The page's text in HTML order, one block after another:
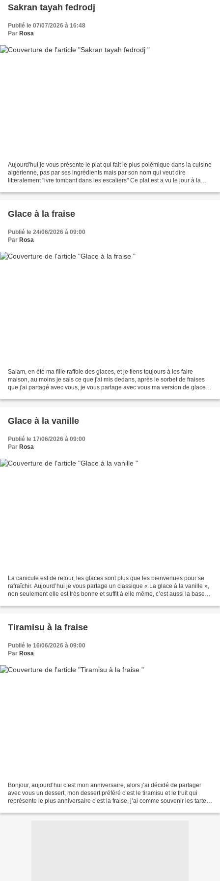
Sakran tayah fedrodj
Publié le 07/07/2026 à 16:48
Par Rosa
Aujourd'hui je vous présente le plat qui fait le plus polémique dans la cuisine
algérienne, pas par ses ingrédients mais par son nom qui veut dire
litteralement "ivre tombant dans les escaliers" Ce plat est a vu le jour à la
Glace à la fraise
Publié le 24/06/2026 à 09:00
Par Rosa
Salam, en été ma fille raffole des glaces, et je tiens toujours à les faire
maison, au moins je sais ce que j'ai mis dedans, après le sorbet de fraises
que j'ai partagé avec vous, je vous partage avec vous ma version de glaces
Glace à la vanille
Publié le 17/06/2026 à 09:00
Par Rosa
La canicule est de retour, les glaces sont plus que les bienvenues pour se
rafraîchir. Aujourd’hui je vous partage un classique « La glace à la vanille »,
non seulement elle est très bonne et suffit à elle même, c’est aussi la base
Tiramisu à la fraise
Publié le 16/06/2026 à 09:00
Par Rosa
Bonjour, aujourd’hui c’est mon anniversaire, alors j’ai décidé de partager
avec vous un dessert, mon dessert préféré c’est le tiramisu et le fruit qui
représente le plus anniversaire c’est la fraise, j’ai comme souvenir les tartes